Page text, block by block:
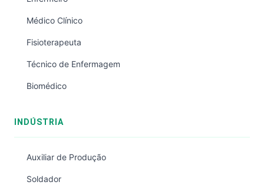
Médico Clínico
Fisioterapeuta
Técnico de Enfermagem
Biomédico
INDÚSTRIA
Auxiliar de Produção
Soldador